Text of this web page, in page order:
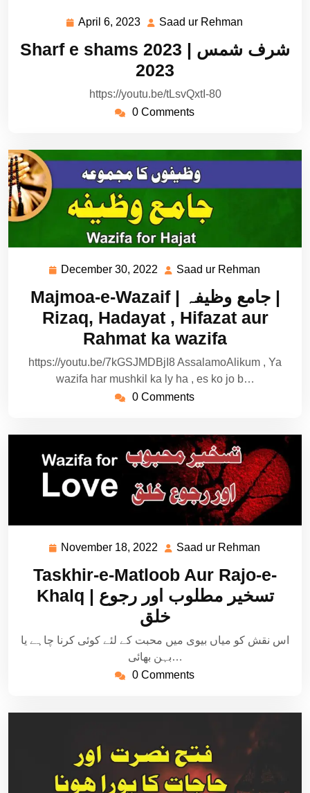
April 6, 2023 April
2023
Saad ur Rehman
Rehman
Sharf e shams 2023 | شرف شمس
2023
https://youtu.be/tLsvQxtI-80
0 Comments
December 30, 2022 December
2022
Saad ur Rehman
Rehman
Majmoa-e-Wazaif | جامع وظیفہ |
Rizaq, Hadayat , Hifazat aur
Rahmat ka wazifa
https://youtu.be/7kGSJMDBjI8 AssalamoAlikum , Ya
wazifa har mushkil ka ly ha , es ko jo b…
0 Comments
November 18, 2022 November
2022
Saad ur Rehman
Rehman
Taskhir-e-Matloob Aur Rajo-e-
Khalq | تسخیر مطلوب اور رجوع
خلق
اس نقش کو میاں بیوی میں محبت کے لئے کوئی کرنا چاہے یا
بہن بھائی…
0 Comments